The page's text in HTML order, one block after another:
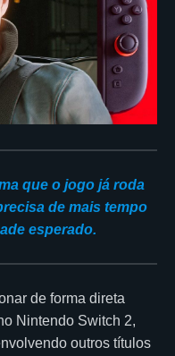
que o jogo já roda
de mais tempo
esperado.
de forma direta
Nintendo Switch 2,
outros títulos